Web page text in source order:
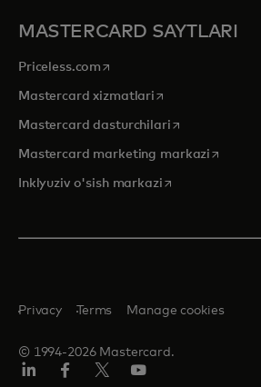
MASTERCARD SAYTLARI
Priceless.com opens in a new tab
Mastercard xizmatlari opens in a new
Mastercard dasturchilariopens in a new
Mastercard marketing markazi opens
Inklyuziv o'sish markaziopens in a new
© 1994-2026 Mastercard.
Privacy Terms Manage cookies